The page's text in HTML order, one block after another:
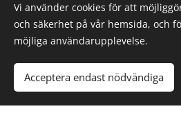
Vi använder cookies för att
och säkerhet på vår hemsida, och
möjliga användarupplevelse.
Acceptera endast nödvändiga